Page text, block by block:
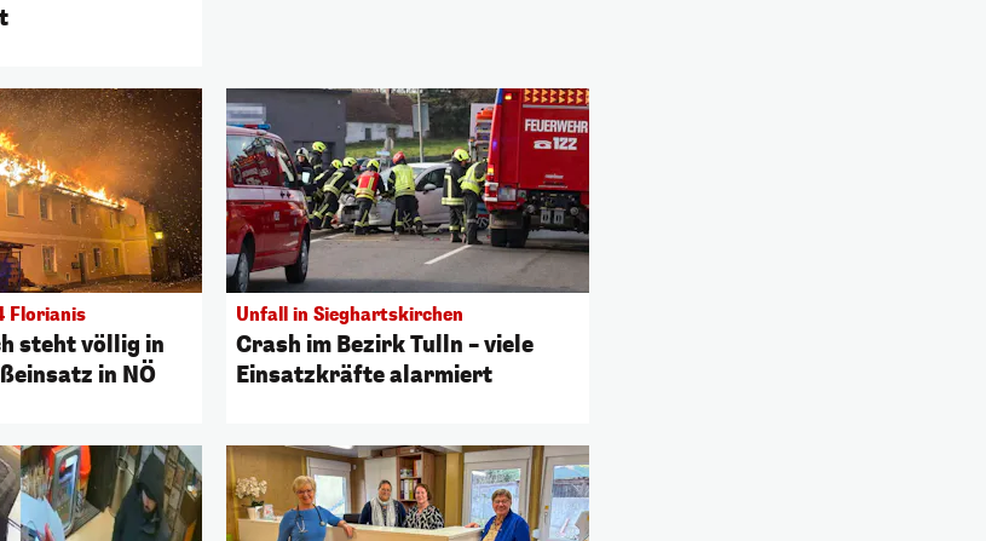
Florianis
steht völlig in
in NÖ
Unfall in Sieghartskirchen
Crash im Bezirk Tulln – viele
Einsatzkräfte alarmiert